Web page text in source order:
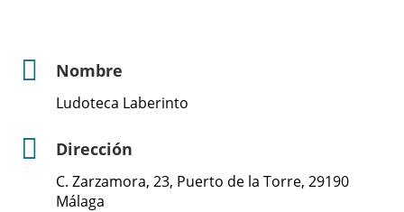
Nombre
Ludoteca Laberinto
Dirección
C. Zarzamora, 23, Puerto de la Torre, 29190
Málaga